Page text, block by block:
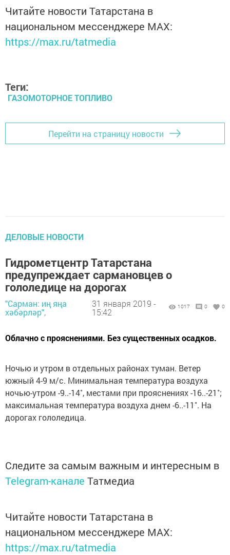
Читайте новости Татарстана в
национальном мессенджере MАХ:
https://max.ru/tatmedia
Теги:
ГАЗОМОТОРНОЕ ТОПЛИВО
Перейти на страницу новости
ДЕЛОВЫЕ НОВОСТИ
Гидрометцентр Татарстана
предупреждает сармановцев о
гололедице на дорогах
"Сарман: иң яңа
хәбәрләр",
31 января 2019 -
15:42
1017 0 0
Облачно с прояснениями. Без существенных осадков.
Ночью и утром в отдельных районах туман. Ветер
южный 4-9 м/с. Минимальная температура воздуха
ночью-утром -9..-14˚, местами при прояснениях -16..-21˚;
максимальная температура воздуха днем -6..-11˚. На
дорогах гололедица.
Следите за самым важным и интересным в
Telegram-канале Татмедиа
Читайте новости Татарстана в
национальном мессенджере MАХ:
https://max.ru/tatmedia